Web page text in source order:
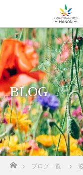
BLOG
ブログ一覧